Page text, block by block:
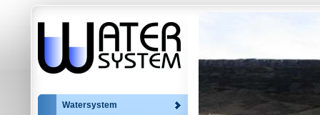
Watersystem